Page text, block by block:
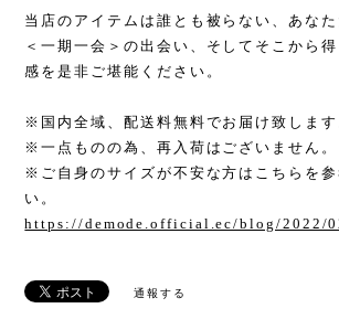
当店のアイテムは誰とも被らない、あなた
＜一期一会＞の出会い、そしてそこから
感を是非ご堪能ください。
※国内全域、配送料無料でお届け致します
※一点ものの為、再入荷はございません。
※ご自身のサイズが不安な方はこちらを参
い。
https://demode.official.ec/blog/2022/
通報する